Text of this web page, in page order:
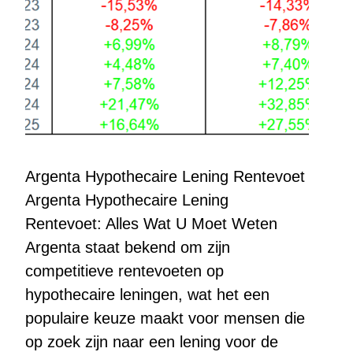
Argenta Hypothecaire Lening Rentevoet
Argenta Hypothecaire Lening
Rentevoet: Alles Wat U Moet Weten
Argenta staat bekend om zijn
competitieve rentevoeten op
hypothecaire leningen, wat het een
populaire keuze maakt voor mensen die
op zoek zijn naar een lening voor de